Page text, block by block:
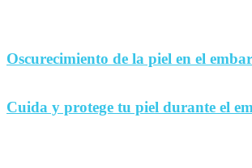
Oscurecimiento de la piel en el
Cuida y protege tu piel durante el